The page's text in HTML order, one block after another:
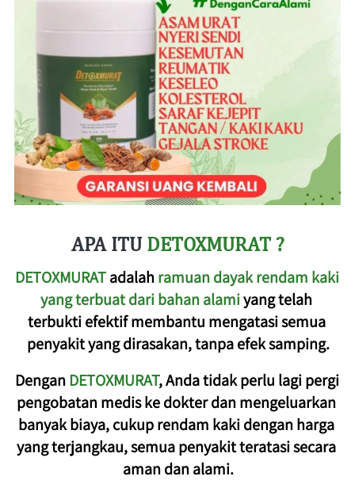
APA ITU DETOXMURAT ?
DETOXMURAT adalah ramuan dayak rendam kaki
yang terbuat dari bahan alami yang telah
terbukti efektif membantu mengatasi semua
penyakit yang dirasakan, tanpa efek samping.
Dengan DETOXMURAT, Anda tidak perlu lagi pergi
pengobatan medis ke dokter dan mengeluarkan
banyak biaya, cukup rendam kaki dengan harga
yang terjangkau, semua penyakit teratasi secara
aman dan alami.